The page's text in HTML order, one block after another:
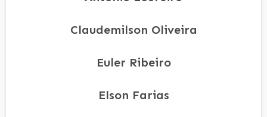
Claudemilson Oliveira
Euler Ribeiro
Elson Farias